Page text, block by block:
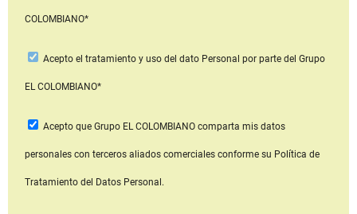
COLOMBIANO*
Acepto el tratamiento y uso del dato Personal por parte del Grupo
EL COLOMBIANO*
Acepto que Grupo EL COLOMBIANOcomparta mis datos
personales con terceros aliados comerciales conforme su Política de
Tratamiento del Datos Personal.